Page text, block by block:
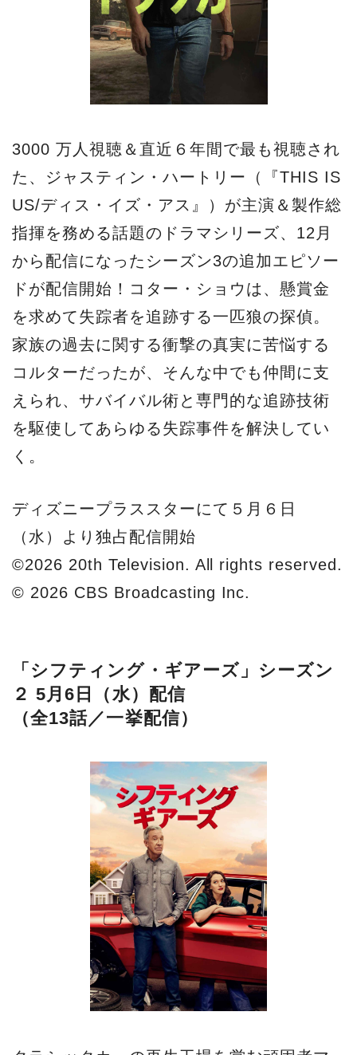
3000 万人視聴＆直近６年間で最も視聴され
た、ジャスティン・ハートリー（『THIS IS
US/ディス・イズ・アス』）が主演＆製作総
指揮を務める話題のドラマシリーズ、12月
から配信になったシーズン3の追加エピソー
ドが配信開始！コター・ショウは、懸賞金
を求めて失踪者を追跡する一匹狼の探偵。
家族の過去に関する衝撃の真実に苦悩する
コルターだったが、そんな中でも仲間に支
えられ、サバイバル術と専門的な追跡技術
を駆使してあらゆる失踪事件を解決してい
く。
ディズニープラススターにて５月６日
（水）より独占配信開始
©2026 20th Television. All rights reserved.
© 2026 CBS Broadcasting Inc.
「シフティング・ギアーズ」シーズン
２ 5月6日（水）配信
（全13話／一挙配信）